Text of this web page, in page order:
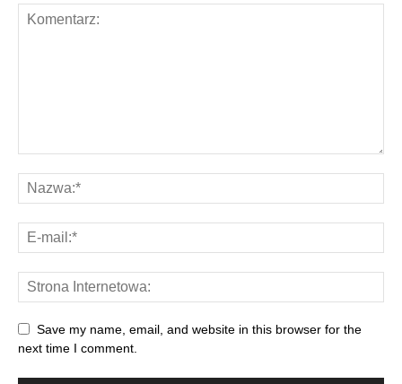
Save my name, email, and website in this browser for the
next time I comment.